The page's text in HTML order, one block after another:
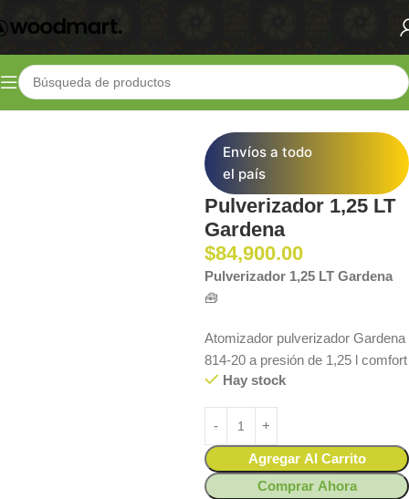
Inicio Shop Herramientas de Cultivo Riego y pulverizadores
Envíos a todo
el país
Pulverizador 1,25 LT
Gardena
$84,900.00
Pulverizador 1,25 LT Gardena
🧰
Atomizador pulverizador Gardena
814-20 a presión de 1,25 l comfort
Hay stock
Agregar Al Carrito
Comprar Ahora